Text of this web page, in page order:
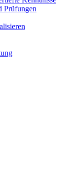
Prüfungen